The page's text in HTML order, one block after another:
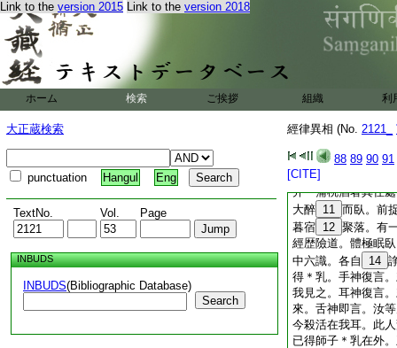
Link to the version 2015 Link to the version 2018
ホーム 検索 ご挨拶 組織 利
大正蔵検索
punctuation Hangul Eng
TextNo. Vol. Page
INBUDS
INBUDS(Bibliographic Database)
Search
經律異相 (No. 2121_
88 89 90 91
[CITE]
佛在羅閲祇竹園中
父母早亡共爭居財
爲説此後不復爭。
於三界最尊
四人禮佛白言。吾
爭。昔有國王。號
7 視。合藥應用師
即聽許。其人巧點
桃酒數斛。往到其
并＊蒲桃酒著其住
大醉 11 而臥。前
暮宿 12 聚落。有
經歴險道。體極眠
中六識。各自
14
得＊乳。手神復言
我見之。耳神復言
來。舌神即言。汝
今殺活在我耳。此
已得師子＊乳在外